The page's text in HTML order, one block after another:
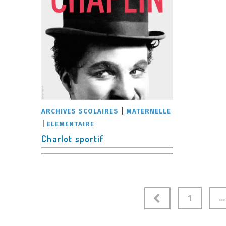
ARCHIVES SCOLAIRES MATERNELLE
ELEMENTAIRE
Charlot sportif
1 …